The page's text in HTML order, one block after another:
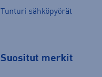
Tunturi sähköpyörät
Suositut merkit